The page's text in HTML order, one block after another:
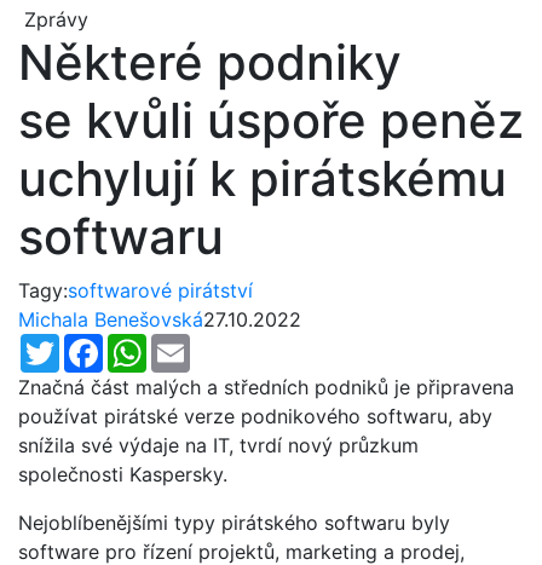
Zprávy
Některé podniky
se kvůli úspoře peněz
uchylují k pirátskému
softwaru
Tagy:softwarové pirátství
Michala Benešovská27.10.2022
TwitterFacebookWhatsApp
Značná část malých a středních podniků je připravena
používat pirátské verze podnikového softwaru, aby
snížila své výdaje na IT, tvrdí nový průzkum
společnosti Kaspersky.
Nejoblíbenějšími typy pirátského softwaru byly
software pro řízení projektů, marketing a prodej,